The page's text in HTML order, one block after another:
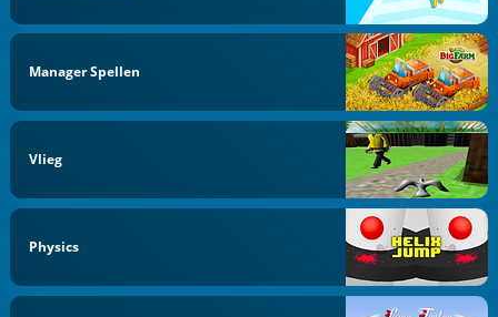
Manager Spellen
Vlieg
Physics